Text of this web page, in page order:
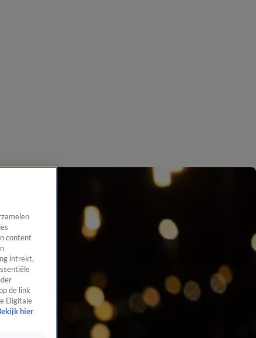
content
intrekt,
de link
Digitale
hier